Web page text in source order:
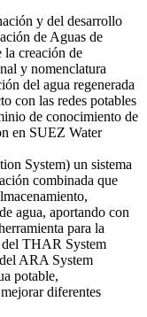
y del desarrollo
de Aguas de
la creación de
y nomenclatura
del agua regenerada
con las redes potables
de conocimiento de
en SUEZ Water
System) un sistema
combinada que
agua, aportando con
para la
del THAR System
ARA System
potable,
diferentes